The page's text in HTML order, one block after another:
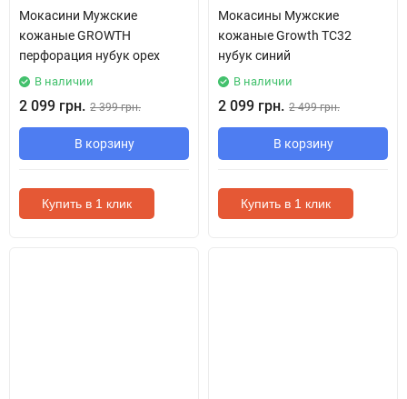
Мокасини Мужские
кожаные GROWTH
перфорация нубук орех
В наличии
2 099 грн. 2 399 грн.
В корзину
Купить в 1 клик
Мокасины Мужские
кожаные Growth TC32
нубук синий
В наличии
2 099 грн. 2 499 грн.
В корзину
Купить в 1 клик